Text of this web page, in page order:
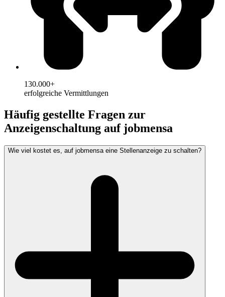
130.000+
erfolgreiche Vermittlungen
Häufig gestellte Fragen zur
Anzeigenschaltung auf jobmensa
Wie viel kostet es, auf jobmensa eine Stellenanzeige zu schalten?